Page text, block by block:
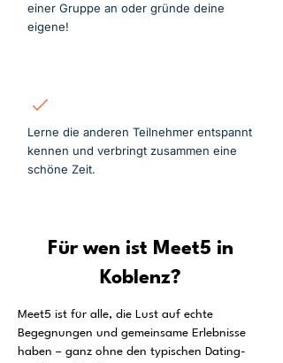
einer Gruppe an oder gründe deine
eigene!
Lerne die anderen Teilnehmer entspannt
kennen und verbringt zusammen eine
schöne Zeit.
Für wen ist Meet5 in
Koblenz?
Meet5 ist für alle, die Lust auf echte
Begegnungen und gemeinsame Erlebnisse
haben – ganz ohne den typischen Dating-